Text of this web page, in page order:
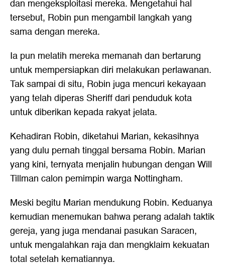
dan mengeksploitasi mereka. Mengetahui hal
tersebut, Robin pun mengambil langkah yang
sama dengan mereka.
Ia pun melatih mereka memanah dan bertarung
untuk mempersiapkan diri melakukan perlawanan.
Tak sampai di situ, Robin juga mencuri kekayaan
yang telah diperas Sheriff dari penduduk kota
untuk diberikan kepada rakyat jelata.
Kehadiran Robin, diketahui Marian, kekasihnya
yang dulu pernah tinggal bersama Robin. Marian
yang kini, ternyata menjalin hubungan dengan Will
Tillman calon pemimpin warga Nottingham.
Meski begitu Marian mendukung Robin. Keduanya
kemudian menemukan bahwa perang adalah taktik
gereja, yang juga mendanai pasukan Saracen,
untuk mengalahkan raja dan mengklaim kekuatan
total setelah kematiannya.